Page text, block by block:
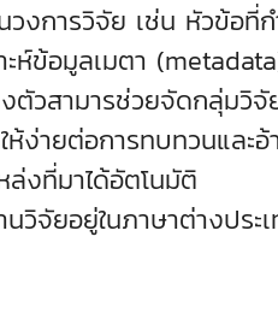
วงการวิจัย เช่น หัวข้อ
ข้อมูลเมตา
ตัวสามารช่วยจัดกลุ่มวิจั
ห้ง่ายต่อการทบทวนแล
งที่มาได้อัตโนมัติ
วิจัยอยู่ในภาษาต่างประ